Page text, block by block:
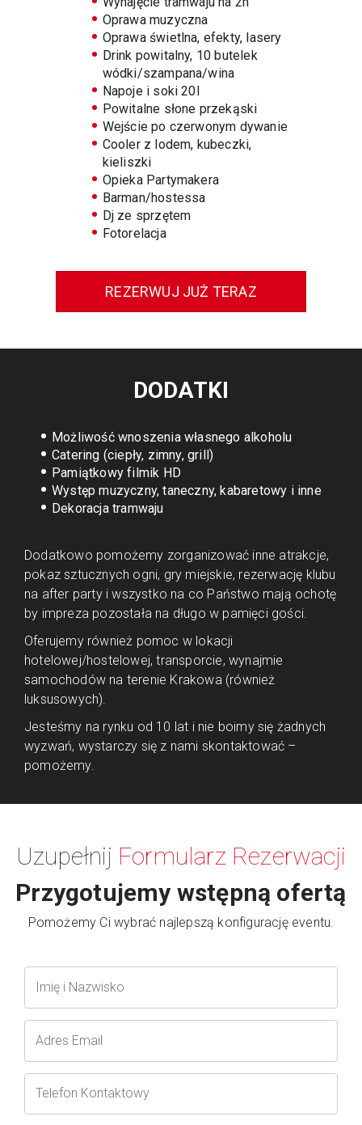
Oprawa muzyczna
Oprawa świetlna, efekty, lasery
Drink powitalny, 10 butelek
wódki/szampana/wina
Napoje i soki 20l
Powitalne słone przekąski
Wejście po czerwonym dywanie
Cooler z lodem, kubeczki,
kieliszki
Opieka Partymakera
Barman/hostessa
Dj ze sprzętem
Fotorelacja
REZERWUJ JUŻ TERAZ
DODATKI
Możliwość wnoszenia własnego alkoholu
Catering (ciepły, zimny, grill)
Pamiątkowy filmik HD
Występ muzyczny, taneczny, kabaretowy i inne
Dekoracja tramwaju
Dodatkowo pomożemy zorganizować inne atrakcje,
pokaz sztucznych ogni, gry miejskie, rezerwację klubu
na after party i wszystko na co Państwo mają ochotę
by impreza pozostała na długo w pamięci gości.
Oferujemy również pomoc w lokacji
hotelowej/hostelowej, transporcie, wynajmie
samochodów na terenie Krakowa (również
luksusowych).
Jesteśmy na rynku od 10 lat i nie boimy się żadnych
wyzwań, wystarczy się z nami skontaktować –
pomożemy.
Uzupełnij Formularz Rezerwacji
Przygotujemy wstępną ofertą
Pomożemy Ci wybrać najlepszą konfigurację eventu.